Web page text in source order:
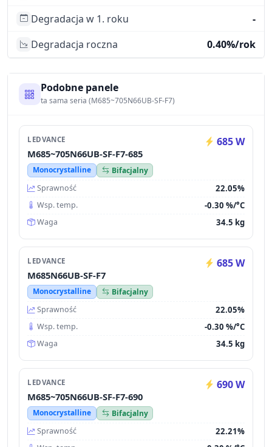
Degradacja w 1. roku
-
Degradacja roczna
0.40%/rok
Podobne panele
ta sama seria (M685~705N66UB-SF-F7)
LEDVANCE 685 W
M685~705N66UB-SF-F7-685
Monocrystalline
Bifacjalny
Sprawność
22.05%
Wsp. temp. -0.30 %/°C
Waga 34.5 kg
LEDVANCE 685 W
M685N66UB-SF-F7
Monocrystalline
Bifacjalny
Sprawność
22.05%
Wsp. temp. -0.30 %/°C
Waga 34.5 kg
LEDVANCE 690 W
M685~705N66UB-SF-F7-690
Monocrystalline
Bifacjalny
Sprawność
22.21%